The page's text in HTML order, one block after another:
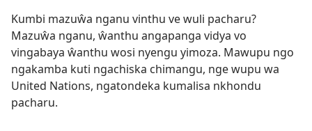
Kumbi mazuŵa nganu vinthu ve wuli pacharu?
Mazuŵa nganu, ŵanthu angapanga vidya vo
vingabaya ŵanthu wosi nyengu yimoza. Mawupu ngo
ngakamba kuti ngachiska chimangu, nge wupu wa
United Nations, ngatondeka kumalisa nkhondu
pacharu.